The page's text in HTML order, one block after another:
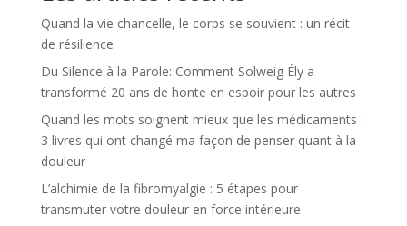
Quand la vie chancelle, le corps se souvient : un récit
de résilience
Du Silence à la Parole: Comment Solweig Ély a
transformé 20 ans de honte en espoir pour les autres
Quand les mots soignent mieux que les médicaments :
3 livres qui ont changé ma façon de penser quant à la
douleur
L’alchimie de la fibromyalgie : 5 étapes pour
transmuter votre douleur en force intérieure